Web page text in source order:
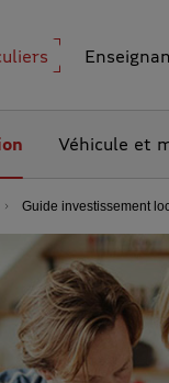
de maif.fr
Véhicule et
Guide investissement